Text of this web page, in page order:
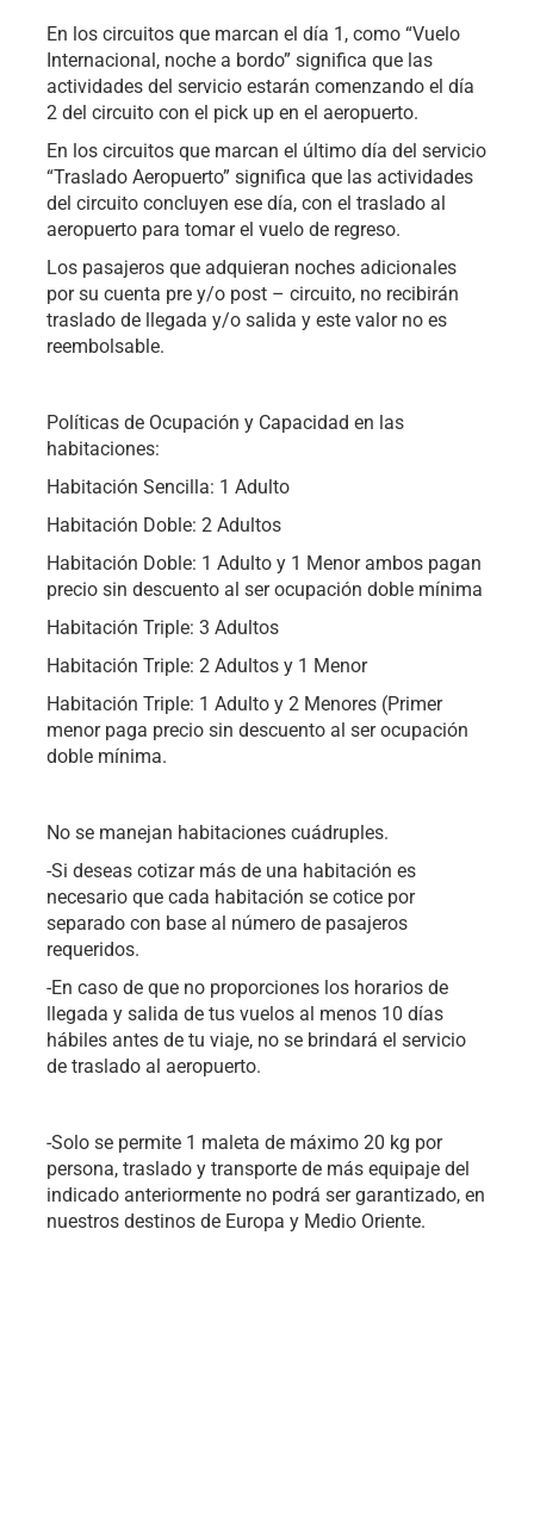
En los circuitos que marcan el día 1, como “Vuelo
Internacional, noche a bordo” significa que las
actividades del servicio estarán comenzando el día
2 del circuito con el pick up en el aeropuerto.
En los circuitos que marcan el último día del servicio
“Traslado Aeropuerto” significa que las actividades
del circuito concluyen ese día, con el traslado al
aeropuerto para tomar el vuelo de regreso.
Los pasajeros que adquieran noches adicionales
por su cuenta pre y/o post – circuito, no recibirán
traslado de llegada y/o salida y este valor no es
reembolsable.
Políticas de Ocupación y Capacidad en las
habitaciones:
Habitación Sencilla: 1 Adulto
Habitación Doble: 2 Adultos
Habitación Doble: 1 Adulto y 1 Menor ambos pagan
precio sin descuento al ser ocupación doble mínima
Habitación Triple: 3 Adultos
Habitación Triple: 2 Adultos y 1 Menor
Habitación Triple: 1 Adulto y 2 Menores (Primer
menor paga precio sin descuento al ser ocupación
doble mínima.
No se manejan habitaciones cuádruples.
-Si deseas cotizar más de una habitación es
necesario que cada habitación se cotice por
separado con base al número de pasajeros
requeridos.
-En caso de que no proporciones los horarios de
llegada y salida de tus vuelos al menos 10 días
hábiles antes de tu viaje, no se brindará el servicio
de traslado al aeropuerto.
-Solo se permite 1 maleta de máximo 20 kg por
persona, traslado y transporte de más equipaje del
indicado anteriormente no podrá ser garantizado, en
nuestros destinos de Europa y Medio Oriente.